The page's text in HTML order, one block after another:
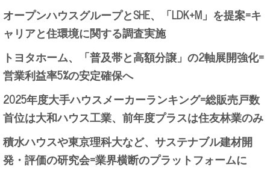
オープンハウスグループとSHE、「LDK+M」を提案=キ
ャリアと住環境に関する調査実施
トヨタホーム、「普及帯と高額分譲」の2軸展開強化=
営業利益率5%の安定確保へ
2025年度大手ハウスメーカーランキング=総販売戸数
首位は大和ハウス工業、前年度プラスは住友林業のみ
積水ハウスや東京理科大など、サステナブル建材開
発・評価の研究会=業界横断のプラットフォームに